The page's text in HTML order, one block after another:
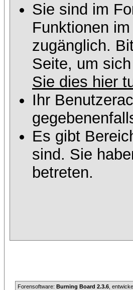
Sie sind im
Funktionen
zugänglich.
Seite, um
Sie dies hier
Ihr
Es gibt
sind. Sie
betreten.
Forensoftware: Burning Board 2.3.6 ,